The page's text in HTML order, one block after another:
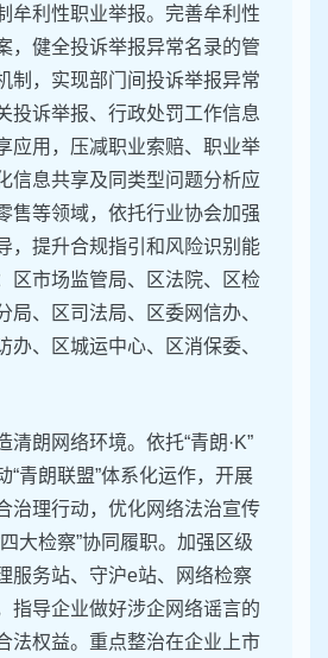
牟利性职业举报。完善牟利性
，健全投诉举报异常名录的管
制，实现部门间投诉举报异常
投诉举报、行政处罚工作信息
应用，压减职业索赔、职业举
信息共享及同类型问题分析应
售等领域，依托行业协会加强
，提升合规指引和风险识别能
区市场监管局、区法院、区检
局、区司法局、区委网信办、
办、区城运中心、区消保委、
清朗网络环境。依托“青朗·K”
“青朗联盟”体系化运作，开展
治理行动，优化网络法治宣传
大检察”协同履职。加强区级
服务站、守沪e站、网络检察
指导企业做好涉企网络谣言的
法权益。重点整治在企业上市